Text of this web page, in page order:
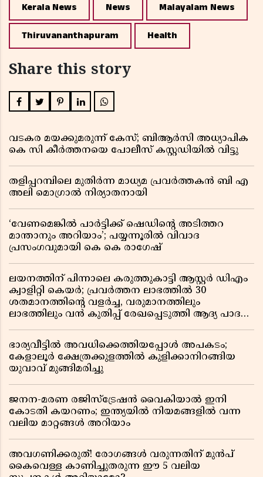
Kerala News News Malayalam News
Thiruvananthapuram Health
Share this story
വടകര മയക്കുമരുന്ന് കേസ്; ബിആർസി അധ്യാപിക
കെ സി കീർത്തനയെ പോലീസ് കസ്റ്റഡിയിൽ വിട്ടു
തളിപ്പറമ്പിലെ മുതിർന്ന മാധ്യമ പ്രവർത്തകൻ ബി എ
അലി മൊഗ്രാൽ നിര്യാതനായി
‘വേണമെങ്കിൽ പാർട്ടിക്ക് ഷെഡിൻ്റെ അടിത്തറ
മാന്താനും അറിയാം’; പയ്യന്നൂരിൽ വിവാദ
പ്രസംഗവുമായി കെ കെ രാഗേഷ്
ലയനത്തിന് പിന്നാലെ കരുത്തുകാട്ടി ആസ്റ്റർ ഡിഎം
ക്വാളിറ്റി കെയർ; പ്രവർത്തന ലാഭത്തിൽ 30
ശതമാനത്തിൻ്റെ വളർച്ച, വരുമാനത്തിലും
ലാഭത്തിലും വൻ കുതിപ്പ് രേഖപ്പെടുത്തി ആദ്യ പാദ
ഭാര്യവീട്ടിൽ അവധിക്കെത്തിയപ്പോൾ അപകടം;
കേളാലൂർ ക്ഷേത്രക്കുളത്തിൽ കുളിക്കാനിറങ്ങിയ
യുവാവ് മുങ്ങിമരിച്ചു
ജനന-മരണ രജിസ്ട്രേഷൻ വൈകിയാൽ ഇനി
കോടതി കയറണം; ഇന്ത്യയിൽ നിയമങ്ങളിൽ വന്ന
വലിയ മാറ്റങ്ങൾ അറിയാം
അവഗണിക്കരുത്! രോഗങ്ങൾ വരുന്നതിന് മുൻപ്
കൈവെള്ള കാണിച്ചുതരുന്ന ഈ 5 വലിയ